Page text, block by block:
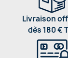
Livraison
dès 180 €